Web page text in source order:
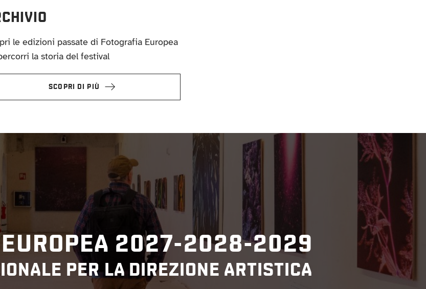
le edizioni passate di Fotografia Europea
la storia del festival
SCOPRI DI PIÙ
EUROPEA 2027-2028-2029
PER LA DIREZIONE ARTISTICA